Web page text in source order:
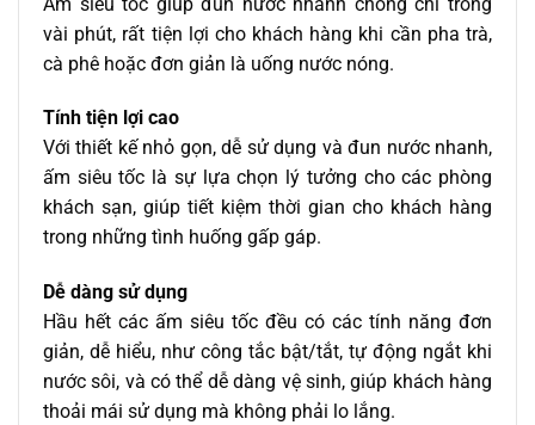
vài phút, rất tiện lợi cho khách hàng khi cần pha trà,
cà phê hoặc đơn giản là uống nước nóng.
Tính tiện lợi cao
Với thiết kế nhỏ gọn, dễ sử dụng và đun nước nhanh,
ấm siêu tốc là sự lựa chọn lý tưởng cho các phòng
khách sạn, giúp tiết kiệm thời gian cho khách hàng
trong những tình huống gấp gáp.
Dễ dàng sử dụng
Hầu hết các ấm siêu tốc đều có các tính năng đơn
giản, dễ hiểu, như công tắc bật/tắt, tự động ngắt khi
nước sôi, và có thể dễ dàng vệ sinh, giúp khách hàng
thoải mái sử dụng mà không phải lo lắng.